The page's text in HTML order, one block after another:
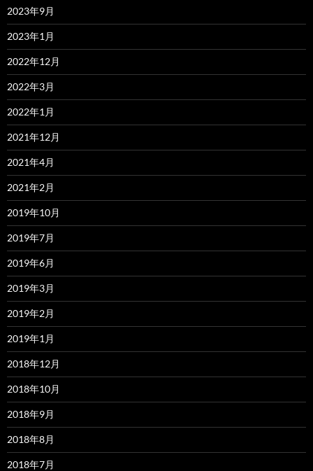
2023年9月
2023年1月
2022年12月
2022年3月
2022年1月
2021年12月
2021年4月
2021年2月
2019年10月
2019年7月
2019年6月
2019年3月
2019年2月
2019年1月
2018年12月
2018年10月
2018年9月
2018年8月
2018年7月